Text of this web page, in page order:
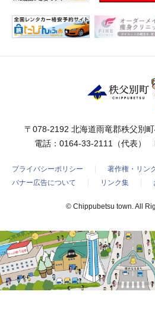
〒078-2192 北海道雨竜郡秩父別
電話： 0164-33-2111 （代表）
プライバシーポリシー
著作権・リン
バナー広告について
リンク集
© Chippubetsu town. All